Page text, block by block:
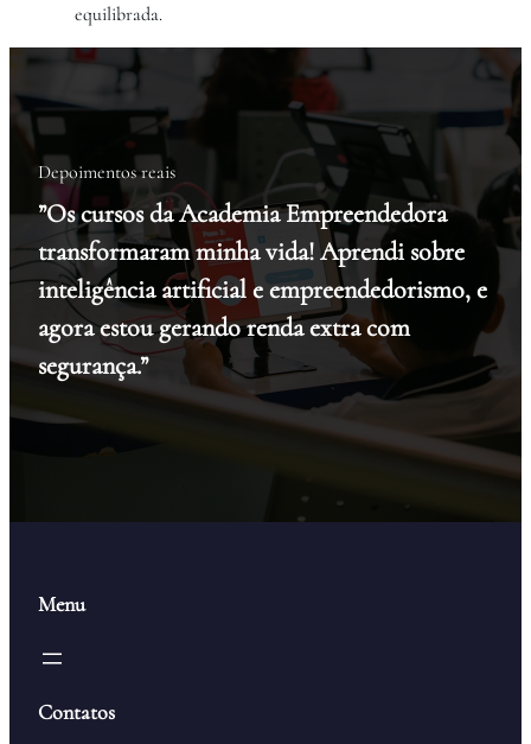
equilibrada.
Depoimentos reais
”Os cursos da Academia Empreendedora
transformaram minha vida! Aprendi sobre
inteligência artificial e empreendedorismo, e
agora estou gerando renda extra com
segurança.”
Menu
Contatos